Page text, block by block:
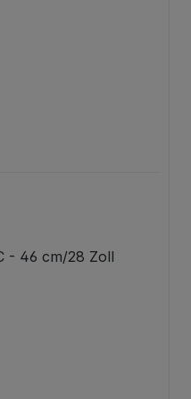
- 46 cm/28 Zoll